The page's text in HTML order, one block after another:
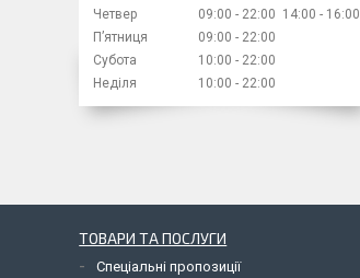
Четвер
09:00 22:00 14:00
16:00
Пʼятниця
09:00
22:00
Субота
10:00
22:00
Неділя
10:00 22:00
ТОВАРИ ТА ПОСЛУГИ
Спеціальні пропозиції